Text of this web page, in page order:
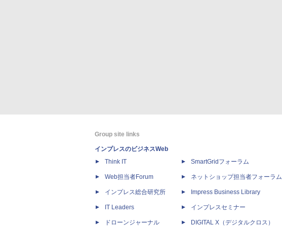
Group site links
インプレスのビジネスWeb
Think IT
Web担当者Forum
インプレス総合研究所
IT Leaders
ドローンジャーナル
SmartGridフォーラム
ネットショップ担当者フォーラム
Impress Business Library
インプレスセミナー
DIGITAL X（デジタルクロス）